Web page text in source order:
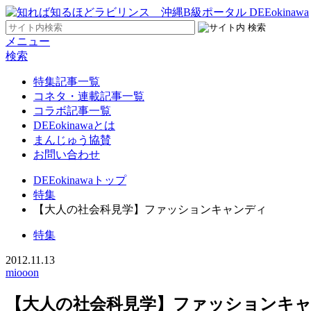
メニュー
検索
特集記事一覧
コネタ・連載記事一覧
コラボ記事一覧
DEEokinawaとは
まんじゅう協賛
お問い合わせ
DEEokinawaトップ
特集
【大人の社会科見学】ファッションキャンディ
特集
2012.11.13
miooon
【大人の社会科見学】ファッションキ